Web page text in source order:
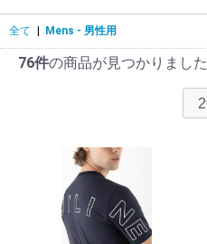
全て Mens - 男性用
76件の商品が見つかりました